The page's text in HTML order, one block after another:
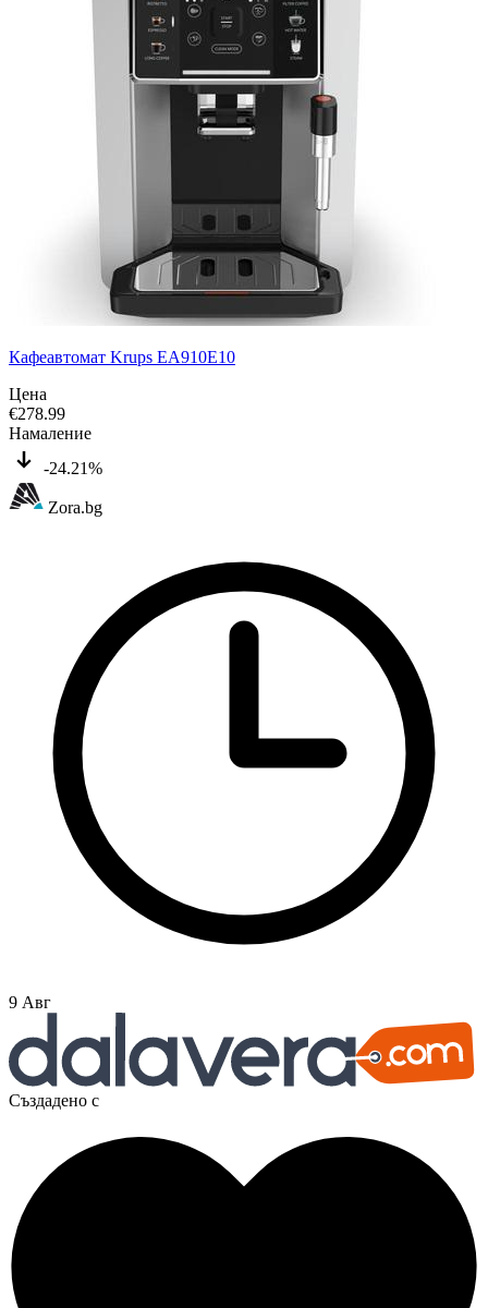
Кафеавтомат Krups EA910E10
Цена
€278.99
Намаление
-24.21%
Zora.bg
9 Авг
Създадено с